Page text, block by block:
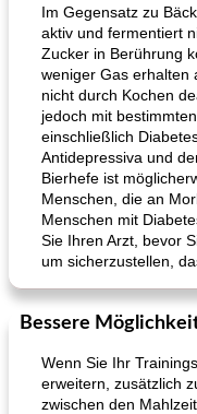
Im Gegensatz zu
aktiv und fermentiert
Zucker in Berührung
weniger Gas erhalten
nicht durch Kochen
jedoch mit
einschließlich
Antidepressiva und
Bierhefe ist
Menschen, die an
Menschen mit
Sie Ihren Arzt, bevor
um sicherzustellen,
Bessere
Wenn Sie Ihr
erweitern, zusätzlich
zwischen den